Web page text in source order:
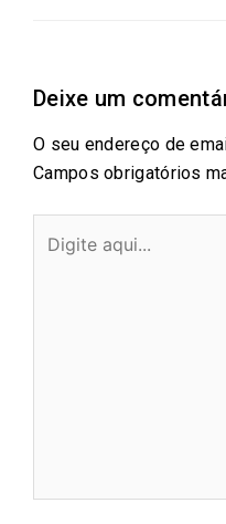
Deixe um
O seu endereço de
Campos obrigatórios
aqui...